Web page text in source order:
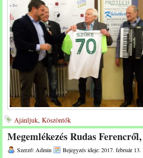
Ajánljuk, Köszöntők
Megemlékezés Rudas
Szerző: Admin Bejegyzés ideje: 2017. február 13.